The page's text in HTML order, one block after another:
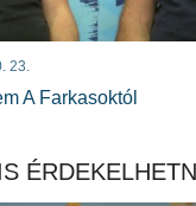
23.
A Farkasoktól